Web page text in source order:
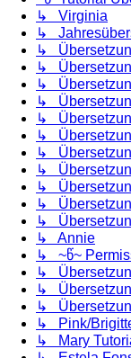
↳ Virginia
↳
↳
↳
↳
↳
↳
↳
↳
↳
↳
↳
↳
↳ Annie
↳ ~წ~
↳
↳
↳
↳ Pink/
↳ Mary